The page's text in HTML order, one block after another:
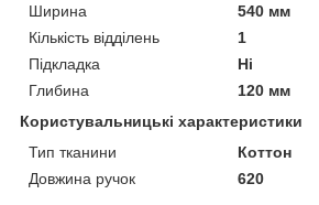
Ширина
540 мм
Кількість відділень
1
Підкладка
Ні
Глибина
120 мм
Користувальницькі характеристики
Тип тканини
Коттон
Довжина ручок
620